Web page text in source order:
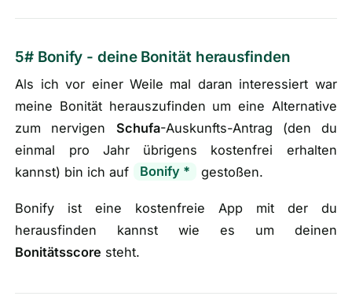
5# Bonify - deine Bonität herausfinden
Als ich vor einer Weile mal daran interessiert war
meine Bonität herauszufinden um eine Alternative
zum nervigen Schufa-Auskunfts-Antrag (den du
einmal pro Jahr übrigens kostenfrei erhalten
kannst) bin ich auf Bonify* gestoßen.
Bonify ist eine kostenfreie App mit der du
herausfinden kannst wie es um deinen
Bonitätsscore steht.